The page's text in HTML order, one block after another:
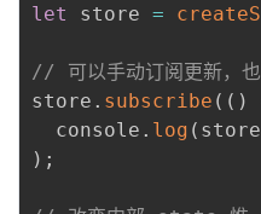
课
程
的
认
我
的
我
术
支
云
声
let
store =
// 可以手动订阅更新，也
store . subscribe ( ( )
  console
. log ( store
) ;